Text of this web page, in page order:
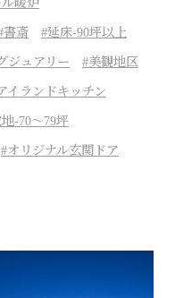
書斎 延床-90坪以上
ジュアリー 美観地区
イランドキッチン
-70～79坪
オリジナル玄関ドア